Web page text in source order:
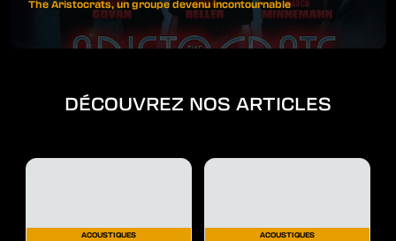
The Aristocrats, un groupe devenu incontournable
DÉCOUVREZ NOS ARTICLES
ACOUSTIQUES ACOUSTIQUES